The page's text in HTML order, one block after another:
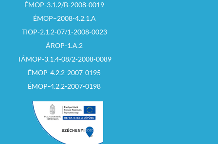
ÉMOP-3.1.2/B-2008-0019
ÉMOP–2008-4.2.1.A
TIOP-2.1.2-07/1-2008-0023
ÁROP-1.A.2
TÁMOP-3.1.4-08/2-2008-0089
ÉMOP-4.2.2-2007-0195
ÉMOP-4.2.2-2007-0198